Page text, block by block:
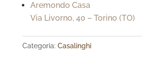
Aremondo Casa
Via Livorno, 40 – Torino (TO)
Categoria: Casalinghi